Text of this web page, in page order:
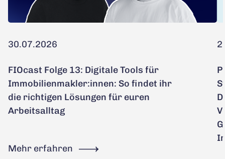
30.07.2026
FIOcast Folge 13: Digitale Tools für
Immobilienmakler:innen: So findet ihr
die richtigen Lösungen für euren
Arbeitsalltag
Mehr erfahren